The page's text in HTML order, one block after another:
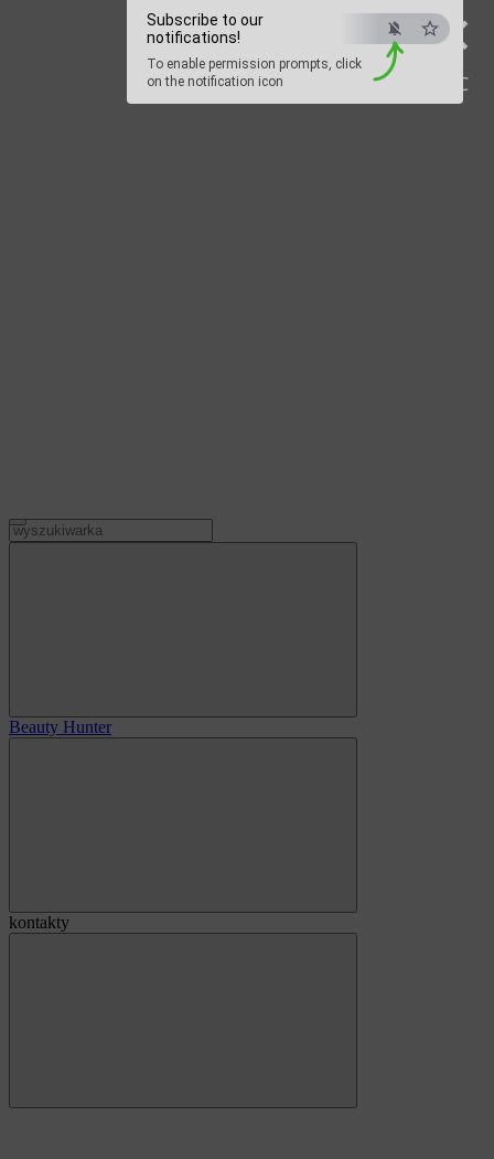
×
ESC
Subscribe to our
notifications!
To enable permission prompts, click
on the notification icon
Beauty Hunter
kontakty